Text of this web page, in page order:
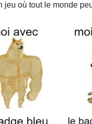
jeu où tout le monde